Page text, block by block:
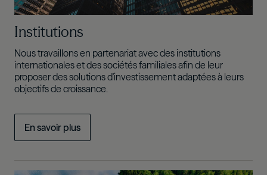
Institutions
Nous travaillons en partenariat avec des institutions
internationales et des sociétés familiales afin de leur
proposer des solutions d'investissement adaptées à leurs
objectifs de croissance.
En savoir plus